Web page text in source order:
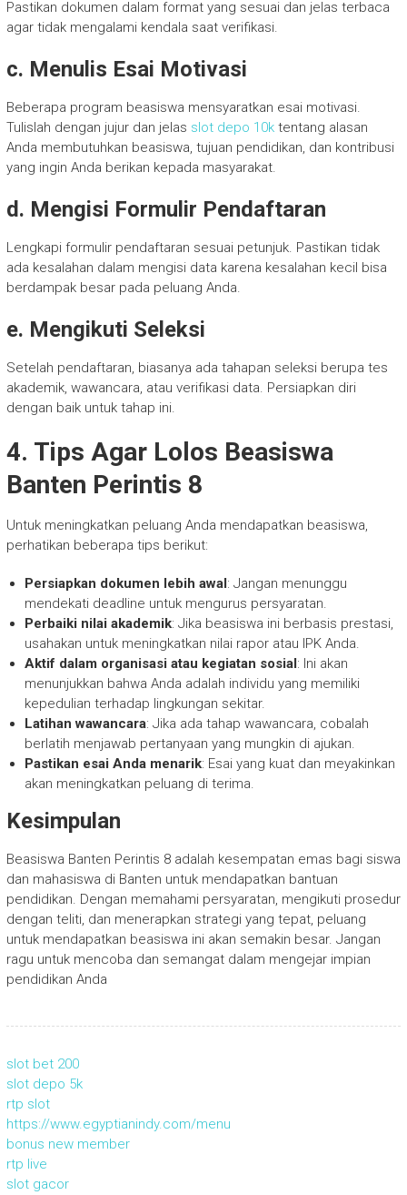
Pastikan dokumen dalam format yang sesuai dan jelas terbaca
agar tidak mengalami kendala saat verifikasi.
c. Menulis Esai Motivasi
Beberapa program beasiswa mensyaratkan esai motivasi.
Tulislah dengan jujur dan jelas slot depo 10ktentang alasan
Anda membutuhkan beasiswa, tujuan pendidikan, dan kontribusi
yang ingin Anda berikan kepada masyarakat.
d. Mengisi Formulir Pendaftaran
Lengkapi formulir pendaftaran sesuai petunjuk. Pastikan tidak
ada kesalahan dalam mengisi data karena kesalahan kecil bisa
berdampak besar pada peluang Anda.
e. Mengikuti Seleksi
Setelah pendaftaran, biasanya ada tahapan seleksi berupa tes
akademik, wawancara, atau verifikasi data. Persiapkan diri
dengan baik untuk tahap ini.
4. Tips Agar Lolos Beasiswa
Banten Perintis 8
Untuk meningkatkan peluang Anda mendapatkan beasiswa,
perhatikan beberapa tips berikut:
Persiapkan dokumen lebih awal : Jangan menunggu
mendekati deadline untuk mengurus persyaratan.
Perbaiki nilai akademik: Jika beasiswa ini berbasis prestasi,
usahakan untuk meningkatkan nilai rapor atau IPK Anda.
Aktif dalam organisasi atau kegiatan sosial : Ini akan
menunjukkan bahwa Anda adalah individu yang memiliki
kepedulian terhadap lingkungan sekitar.
Latihan wawancara: Jika ada tahap wawancara, cobalah
berlatih menjawab pertanyaan yang mungkin di ajukan.
Pastikan esai Anda menarik: Esai yang kuat dan meyakinkan
akan meningkatkan peluang di terima.
Kesimpulan
Beasiswa Banten Perintis 8 adalah kesempatan emas bagi siswa
dan mahasiswa di Banten untuk mendapatkan bantuan
pendidikan. Dengan memahami persyaratan, mengikuti prosedur
dengan teliti, dan menerapkan strategi yang tepat, peluang
untuk mendapatkan beasiswa ini akan semakin besar. Jangan
ragu untuk mencoba dan semangat dalam mengejar impian
pendidikan Anda
slot bet 200
slot depo 5k
rtp slot
https://www.egyptianindy.com/menu
bonus new member
rtp live
slot gacor